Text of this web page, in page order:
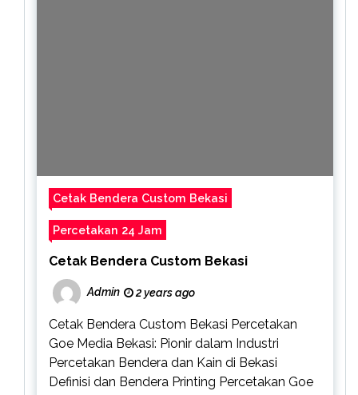
Cetak Bendera Custom Bekasi
Percetakan 24 Jam
Cetak Bendera Custom Bekasi
Admin 2 years ago
Cetak Bendera Custom Bekasi Percetakan
Goe Media Bekasi: Pionir dalam Industri
Percetakan Bendera dan Kain di Bekasi
Definisi dan Bendera Printing Percetakan Goe